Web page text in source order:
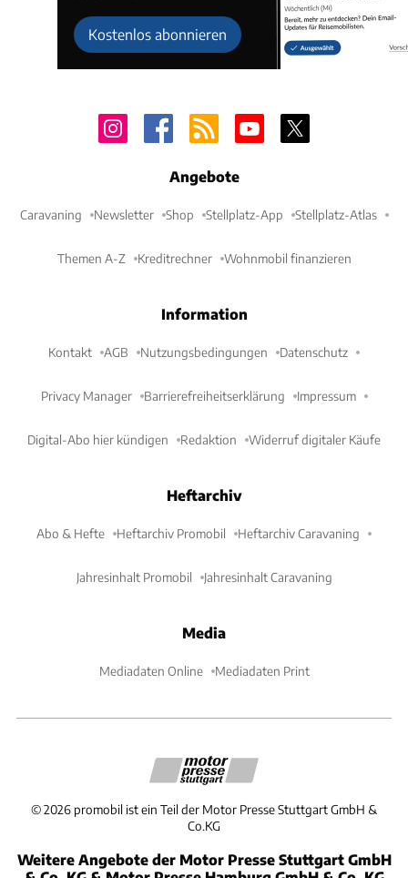
Kostenlos abonnieren
Angebote
Caravaning Newsletter Shop Stellplatz-App Stellplatz-Atlas
Themen A-Z Kreditrechner Wohnmobil finanzieren
Information
Kontakt AGB Nutzungsbedingungen Datenschutz
Privacy Manager Barrierefreiheitserklärung Impressum
Digital-Abo hier kündigen Redaktion Widerruf digitaler Käufe
Heftarchiv
Abo & Hefte Heftarchiv Promobil Heftarchiv Caravaning
Jahresinhalt Promobil Jahresinhalt Caravaning
Media
Mediadaten Online Mediadaten Print
©2026 promobil ist ein Teil der Motor Presse Stuttgart GmbH &
Co.KG
Weitere Angebote der Motor Presse Stuttgart GmbH